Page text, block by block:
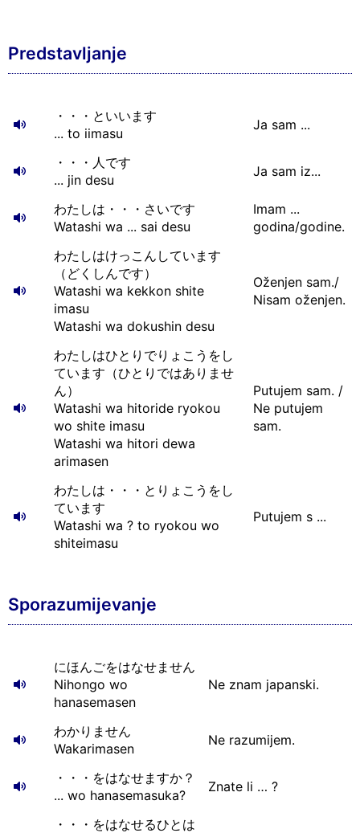
Predstavljanje
・・・といいます
... to iimasu
Ja sam ...
・・・人です
... jin desu
Ja sam iz...
わたしは・・・さいです
Watashi wa ... sai desu
Imam ...
godina/godine.
わたしはけっこんしています
（どくしんです）
Watashi wa kekkon shite
imasu
Watashi wa dokushin desu
Oženjen sam./
Nisam oženjen.
わたしはひとりでりょこうをし
ています（ひとりではありませ
ん）
Watashi wa hitoride ryokou
wo shite imasu
Watashi wa hitori dewa
arimasen
Putujem sam. /
Ne putujem
sam.
わたしは・・・とりょこうをし
ています
Watashi wa ? to ryokou wo
shiteimasu
Putujem s ...
Sporazumijevanje
にほんごをはなせません
Nihongo wo
hanasemasen
Ne znam japanski.
わかりません
Wakarimasen
Ne razumijem.
・・・をはなせますか？
... wo hanasemasuka?
Znate li … ?
・・・をはなせるひとは